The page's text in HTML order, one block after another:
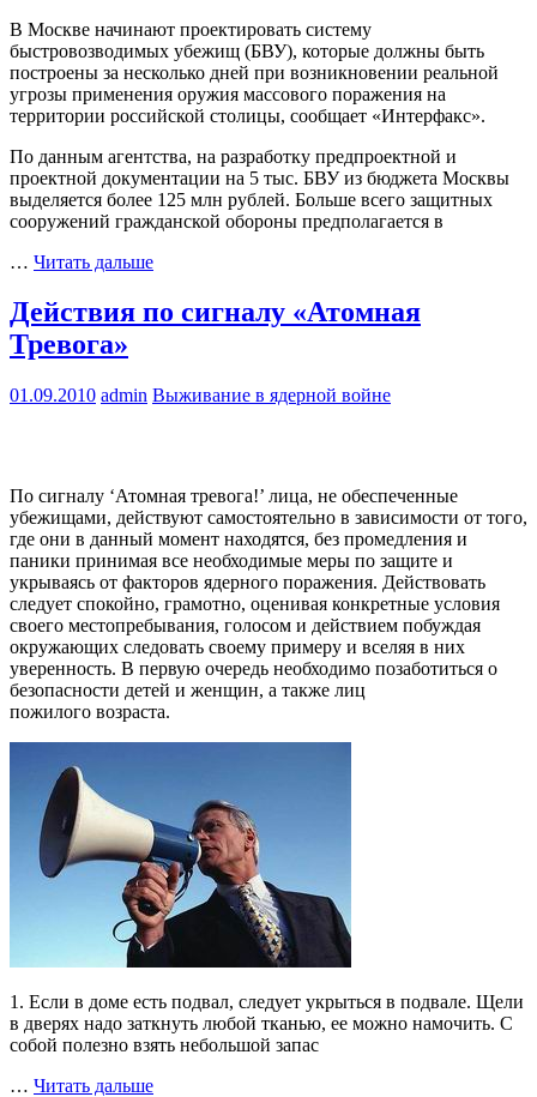
В Москве начинают проектировать систему
быстровозводимых убежищ (БВУ), которые должны быть
построены за несколько дней при возникновении реальной
угрозы применения оружия массового поражения на
территории российской столицы, сообщает «Интерфакс».
По данным агентства, на разработку предпроектной и
проектной документации на 5 тыс. БВУ из бюджета Москвы
выделяется более 125 млн рублей. Больше всего защитных
сооружений гражданской обороны предполагается в
… Читать дальше
Действия по сигналу «Атомная
Тревога»
01.09.2010 admin Выживание в ядерной войне
По сигналу ‘Атомная тревога!’ лица, не обеспеченные
убежищами, действуют самостоятельно в зависимости от того,
где они в данный момент находятся, без промедления и
паники принимая все необходимые меры по защите и
укрываясь от факторов ядерного поражения. Действовать
следует спокойно, грамотно, оценивая конкретные условия
своего местопребывания, голосом и действием побуждая
окружающих следовать своему примеру и вселяя в них
уверенность. В первую очередь необходимо позаботиться о
безопасности детей и женщин, а также лиц
пожилого возраста.
1. Если в доме есть подвал, следует укрыться в подвале. Щели
в дверях надо заткнуть любой тканью, ее можно намочить. С
собой полезно взять небольшой запас
… Читать дальше